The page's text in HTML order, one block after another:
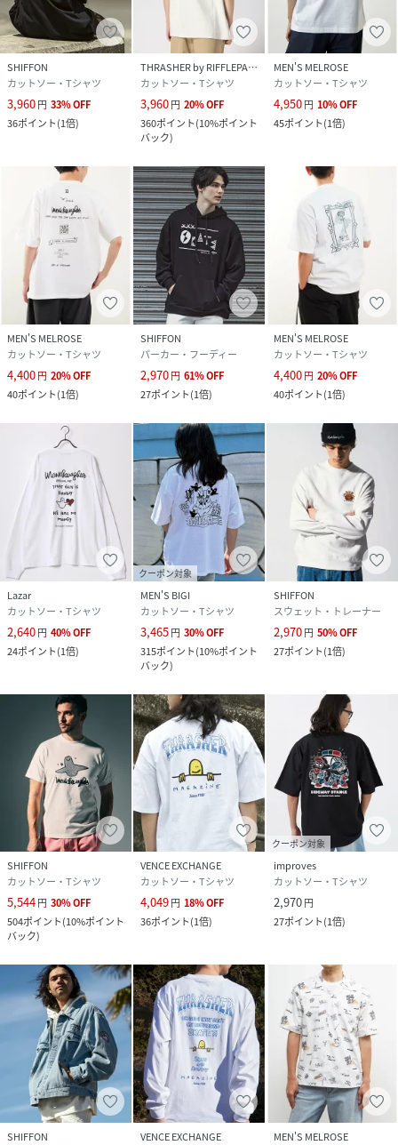
MGT-25022W-260-010 PQ0093
SHIFFON
カットソー・Tシャツ
3,960円 33%OFF
36ポイント(1倍)
THRASHER by RIFFLEPAGE
カットソー・Tシャツ
3,960円 20%OFF
360ポイント(10%ポイント
バック)
MEN'S MELROSE
カットソー・Tシャツ
4,950円 10%OFF
45ポイント(1倍)
MEN'S MELROSE
カットソー・Tシャツ
4,400円 20%OFF
40ポイント(1倍)
SHIFFON
パーカー・フーディー
2,970円 61%OFF
27ポイント(1倍)
MEN'S MELROSE
カットソー・Tシャツ
4,400円 20%OFF
40ポイント(1倍)
Lazar
カットソー・Tシャツ
2,640円 40%OFF
24ポイント(1倍)
クーポン対象
MEN'S BIGI
カットソー・Tシャツ
3,465円 30%OFF
315ポイント(10%ポイント
バック)
SHIFFON
スウェット・トレーナー
2,970円 50%OFF
27ポイント(1倍)
SHIFFON
カットソー・Tシャツ
5,544円 30%OFF
504ポイント(10%ポイント
バック)
VENCE EXCHANGE
カットソー・Tシャツ
4,049円 18%OFF
36ポイント(1倍)
クーポン対象
improves
カットソー・Tシャツ
2,970円
27ポイント(1倍)
SHIFFON
VENCE EXCHANGE
MEN'S MELROSE